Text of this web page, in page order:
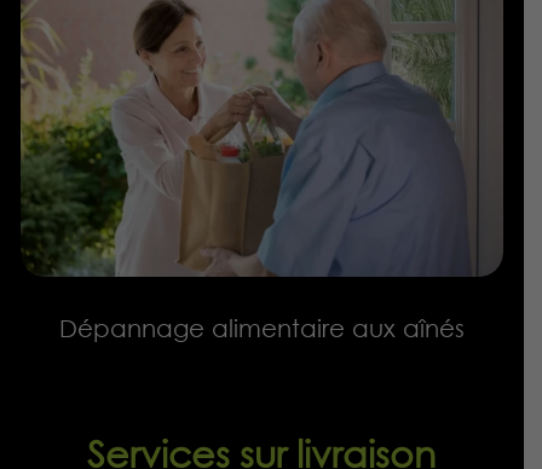
Dépannage alimentaire aux aînés
Services sur livraison